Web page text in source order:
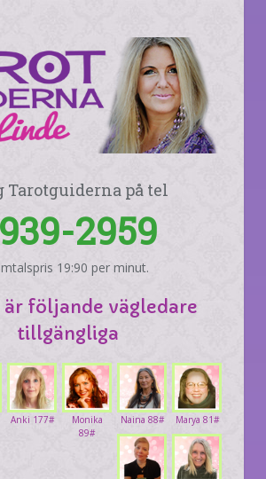
Tarotguiderna på tel
2959
19:90 per minut.
är följande vägledare
tillgängliga
Marya 81#
Naina 88#
Monika
89#
Anki 177#